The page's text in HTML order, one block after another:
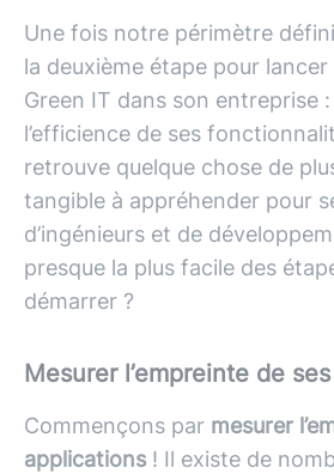
Une fois notre périmètre
la deuxième étape pour
Green IT dans son entreprise
l’efficience de ses
retrouve quelque chose de
tangible à appréhender pour
d’ingénieurs et de
presque la plus facile des
démarrer ?
Mesurer l’empreinte de
Commençons par mesurer
applications ! Il existe de